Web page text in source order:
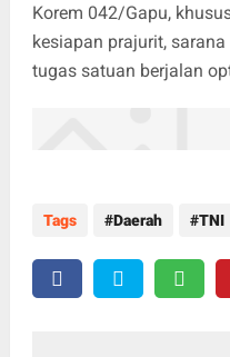
Korem 042/Gapu,
kesiapan prajurit,
tugas satuan berjalan
Tags Daerah TNI